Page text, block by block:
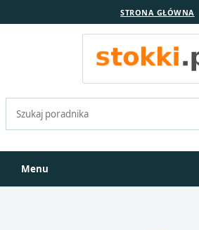
STRONA GŁÓWNA
Szukaj:
Menu